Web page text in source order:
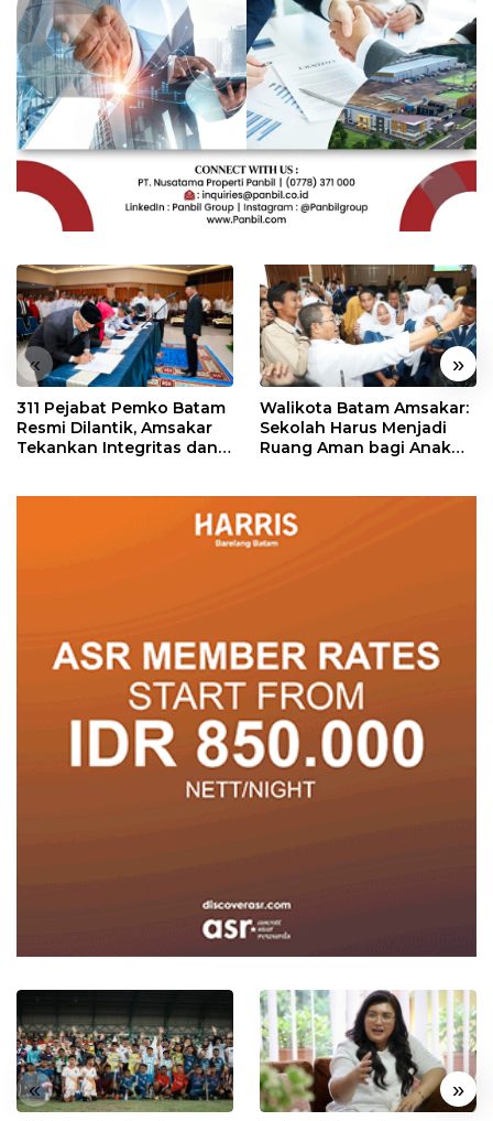
« »
311 Pejabat Pemko Batam
Resmi Dilantik, Amsakar
Tekankan Integritas dan
Walikota Batam Amsakar:
Sekolah Harus Menjadi
Ruang Aman bagi Anak
« »